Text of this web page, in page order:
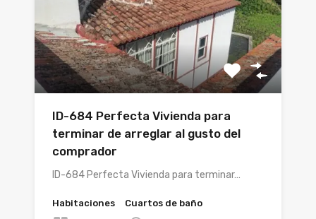
ID-684 Perfecta Vivienda para
terminar de arreglar al gusto del
comprador
ID-684 Perfecta Vivienda para terminar…
Habitaciones Cuartos de baño